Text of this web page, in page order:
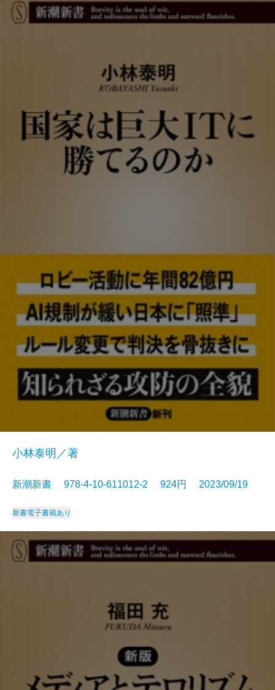
小林泰明／著
新潮新書 978-4-10-611012-2 924円 2023/09/19
新書電子書籍あり